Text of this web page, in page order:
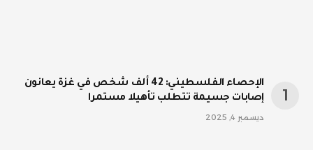
الإحصاء الفلسطيني: 42 ألف شخص في غزة يعانون
إصابات جسيمة تتطلب تأهيلا مستمرا
ديسمبر 4, 2025